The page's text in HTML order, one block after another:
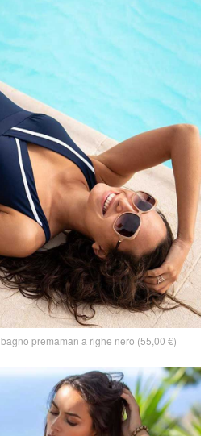
premaman a righe nero (55,00 €)